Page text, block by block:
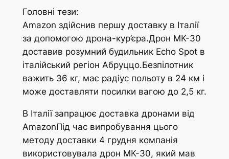
Головні тези:
Amazon здійснив першу доставку в Італії
за допомогою дрона-кур’єра.Дрон МК-30
доставив розумний будильник Echo Spot в
італійський регіон Абруццо.Безпілотник
важить 36 кг, має радіус польоту в 24 км і
може доставляти посилки вагою до 2,5 кг.
В Італії запрацює доставка дронами від
AmazonПід час випробування цього
методу доставки 4 грудня компанія
використовувала дрон МК-30, який мав